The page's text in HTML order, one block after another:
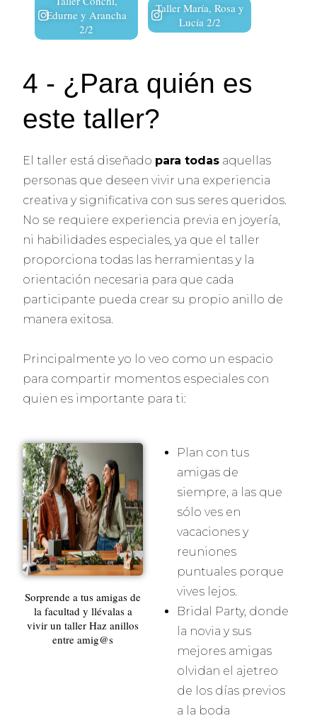
Edurne y Arancha
2/2
Taller María, Rosa y
Lucía 2/2
4 - ¿Para quién es
este taller?
El taller está diseñado para todas aquellas
personas que deseen vivir una experiencia
creativa y significativa con sus seres queridos.
No se requiere experiencia previa en joyería,
ni habilidades especiales, ya que el taller
proporciona todas las herramientas y la
orientación necesaria para que cada
participante pueda crear su propio anillo de
manera exitosa.
Principalmente yo lo veo como un espacio
para compartir momentos especiales con
quien es importante para ti:
Sorprende a tus amigas de
la facultad y llévalas a
vivir un taller Haz anillos
entre amig@s
Plan con tus
amigas de
siempre, a las que
sólo ves en
vacaciones y
reuniones
puntuales porque
vives lejos.
Bridal Party, donde
la novia y sus
mejores amigas
olvidan el ajetreo
de los días previos
a la boda